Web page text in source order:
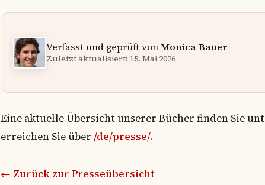
Verfasst und geprüft vonMonica Bauer
Zuletzt aktualisiert: 15. Mai 2026
Eine aktuelle Übersicht unserer Bücher finden Sie
erreichen Sie über /de/presse/.
← Zurück zur Presseübersicht